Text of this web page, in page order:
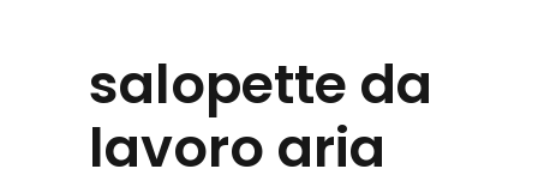
salopette da
lavoro aria